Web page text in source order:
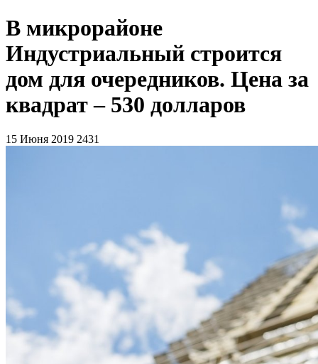
В микрорайоне
Индустриальный строится
дом для очередников. Цена за
квадрат – 530 долларов
15 Июня 2019 2431